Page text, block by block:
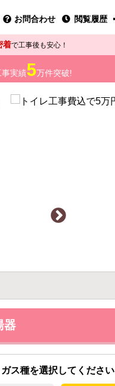
お問合わせ 閲覧履歴
着で工事後も安心！
実績5万件突破!
器
ガス種を選択してください